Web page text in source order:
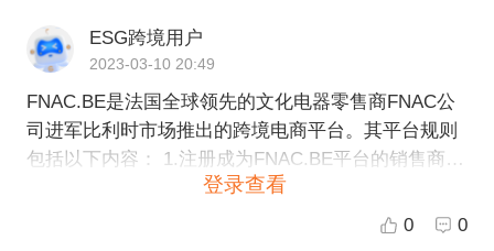
ESG跨境用户
2023-03-10 20:49
FNAC.BE是法国全球领先的文化电器零售商FNAC公
司进军比利时市场推出的跨境电商平台。其平台规则
包括以下内容： 1.注册成为FNAC.BE平台的销售商需
要提供有关企业、商品、销售费用等方面的信息，并
登录查看
0 0